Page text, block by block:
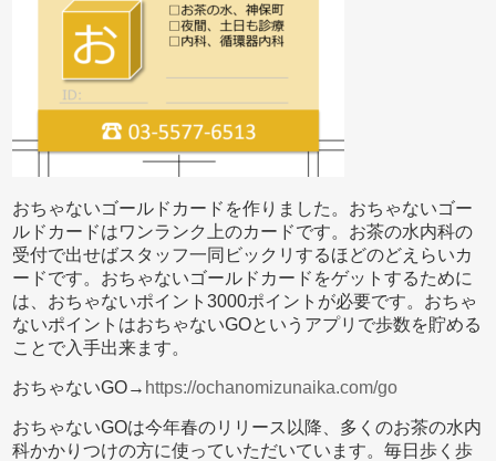
おちゃないゴールドカードを作りました。おちゃないゴー
ルドカードはワンランク上のカードです。お茶の水内科の
受付で出せばスタッフ一同ビックリするほどのどえらいカ
ードです。おちゃないゴールドカードをゲットするために
は、おちゃないポイント3000ポイントが必要です。おちゃ
ないポイントはおちゃないGOというアプリで歩数を貯める
ことで入手出来ます。
おちゃないGO→ https://ochanomizunaika.com/go
おちゃないGOは今年春のリリース以降、多くのお茶の水内
科かかりつけの方に使っていただいています。毎日歩く歩